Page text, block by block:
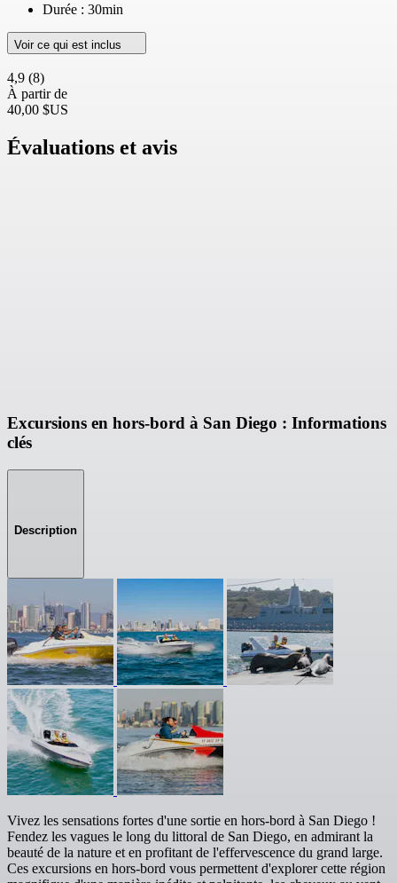
Durée : 30min
Voir ce qui est inclus
4,9 (8)
À partir de
40,00 $US
Évaluations et avis
Excursions en hors-bord à San Diego : Informations
clés
Description
Vivez les sensations fortes d'une sortie en hors-bord à San Diego !
Fendez les vagues le long du littoral de San Diego, en admirant la
beauté de la nature et en profitant de l'effervescence du grand large.
Ces excursions en hors-bord vous permettent d'explorer cette région